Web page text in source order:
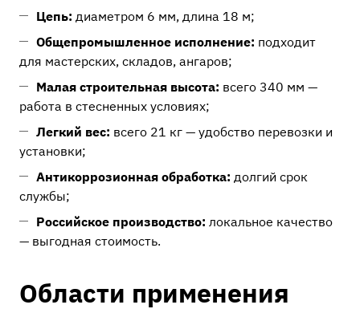
Цепь: диаметром 6 мм, длина 18 м;
Общепромышленное исполнение: подходит
для мастерских, складов, ангаров;
Малая строительная высота: всего 340 мм —
работа в стесненных условиях;
Легкий вес: всего 21 кг — удобство перевозки и
установки;
Антикоррозионная обработка: долгий срок
службы;
Российское производство: локальное качество
— выгодная стоимость.
Области применения